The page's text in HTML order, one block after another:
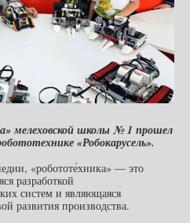
мелеховской школы № 1 прошел
«Робокарусель».
«робототе́хника» — это
разработкой
систем и являющаяся
развития производства.